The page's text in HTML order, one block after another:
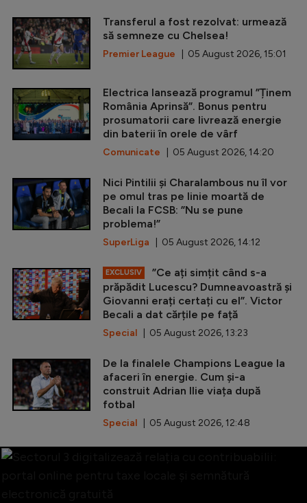
Transferul a fost rezolvat: urmează
să semneze cu Chelsea!
Premier League | 05 August 2026, 15:01
Electrica lansează programul ”Ținem
România Aprinsă”. Bonus pentru
prosumatorii care livrează energie
din baterii în orele de vârf
Comunicate | 05 August 2026, 14:20
Nici Pintilii și Charalambous nu îl vor
pe omul tras pe linie moartă de
Becali la FCSB: ”Nu se pune
problema!”
SuperLiga | 05 August 2026, 14:12
EXCLUSIV
”Ce ați simțit când s-a
prăpădit Lucescu? Dumneavoastră și
Giovanni erați certați cu el”. Victor
Becali a dat cărțile pe față
Special | 05 August 2026, 13:23
De la finalele Champions League la
afaceri în energie. Cum și-a
construit Adrian Ilie viața după
fotbal
Special | 05 August 2026, 12:48